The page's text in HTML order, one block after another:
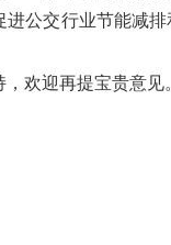
公交行业节能减
欢迎再提宝贵意见